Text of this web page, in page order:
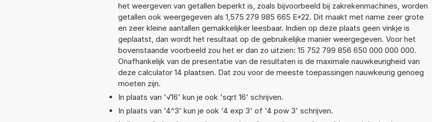
het weergeven van getallen beperkt is, zoals bijvoorbeeld bij zakrekenmachines, worden
getallen ook weergegeven als 1,575 279 985 665 E+22. Dit maakt met name zeer grote
en zeer kleine aantallen gemakkelijker leesbaar. Indien op deze plaats geen vinkje is
geplaatst, dan wordt het resultaat op de gebruikelijke manier weergegeven. Voor het
bovenstaande voorbeeld zou het er dan zo uitzien: 15 752 799 856 650 000 000 000.
Onafhankelijk van de presentatie van de resultaten is de maximale nauwkeurigheid van
deze calculator 14 plaatsen. Dat zou voor de meeste toepassingen nauwkeurig genoeg
moeten zijn.
In plaats van '√16' kun je ook 'sqrt 16' schrijven.
In plaats van '4^3' kun je ook '4 exp 3' of '4 pow 3' schrijven.